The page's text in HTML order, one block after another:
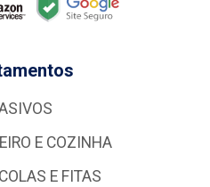
E COZINHA
E FITAS